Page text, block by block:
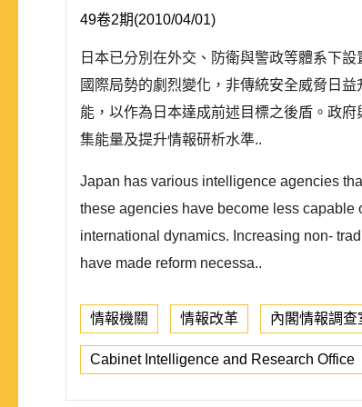
49卷2期(2010/04/01)
日本已分別在外交、防衛與警政等體系下
國際局勢的劇烈變化，非傳統安全威脅日
能，以作為日本達成前述目標之後盾。政
集能量及提升情報研析水準..
Japan has various intelligence agencies
these agencies have become less capable
international dynamics. Increasing non-
have made reform necessa..
情報機關 情報改革 內閣情報調查
Cabinet Intelligence and Research Office